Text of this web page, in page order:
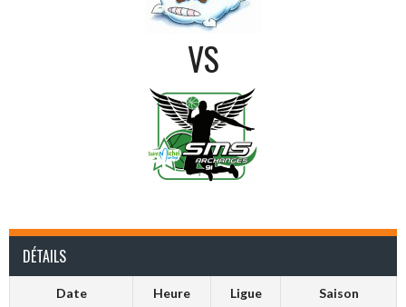
VS
DÉTAILS
Date Heure Ligue Saison